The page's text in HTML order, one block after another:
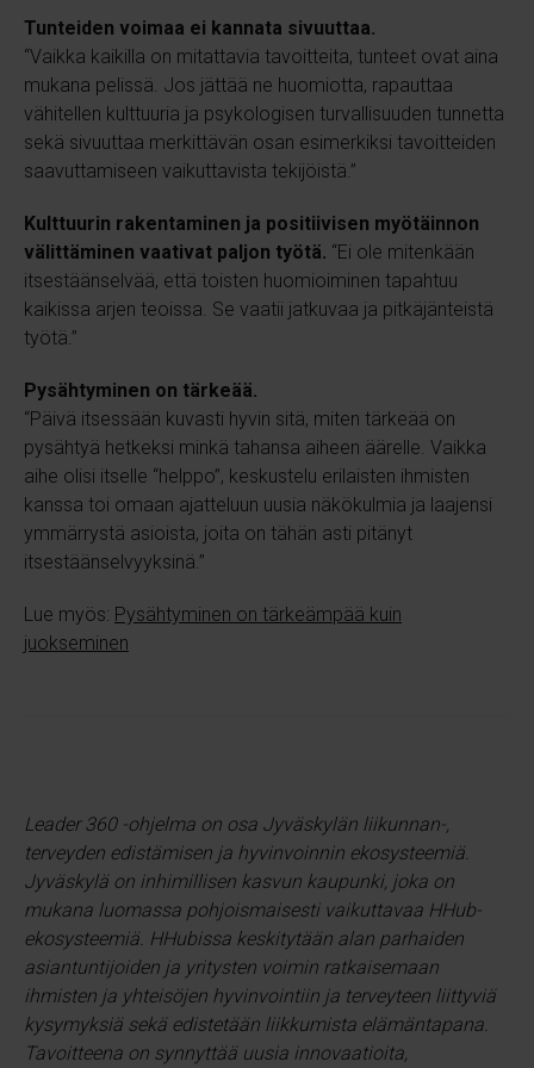
Tunteiden voimaa ei kannata sivuuttaa.
“Vaikka kaikilla on mitattavia tavoitteita, tunteet ovat aina
mukana pelissä. Jos jättää ne huomiotta, rapauttaa
vähitellen kulttuuria ja psykologisen turvallisuuden tunnetta
sekä sivuuttaa merkittävän osan esimerkiksi tavoitteiden
saavuttamiseen vaikuttavista tekijöistä.”
Kulttuurin rakentaminen ja positiivisen myötäinnon
välittäminen vaativat paljon työtä. “Ei ole mitenkään
itsestäänselvää, että toisten huomioiminen tapahtuu
kaikissa arjen teoissa. Se vaatii jatkuvaa ja pitkäjänteistä
työtä.”
Pysähtyminen on tärkeää.
“Päivä itsessään kuvasti hyvin sitä, miten tärkeää on
pysähtyä hetkeksi minkä tahansa aiheen äärelle. Vaikka
aihe olisi itselle “helppo”, keskustelu erilaisten ihmisten
kanssa toi omaan ajatteluun uusia näkökulmia ja laajensi
ymmärrystä asioista, joita on tähän asti pitänyt
itsestäänselvyyksinä.”
Lue myös: Pysähtyminen on tärkeämpää kuin
juokseminen
Leader 360 -ohjelma on osa Jyväskylän liikunnan-,
terveyden edistämisen ja hyvinvoinnin ekosysteemiä.
Jyväskylä on inhimillisen kasvun kaupunki, joka on
mukana luomassa pohjoismaisesti vaikuttavaa HHub-
ekosysteemiä. HHubissa keskitytään alan parhaiden
asiantuntijoiden ja yritysten voimin ratkaisemaan
ihmisten ja yhteisöjen hyvinvointiin ja terveyteen liittyviä
kysymyksiä sekä edistetään liikkumista elämäntapana.
Tavoitteena on synnyttää uusia innovaatioita,